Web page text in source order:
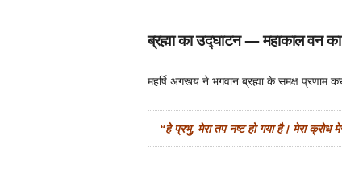
ब्रह्मा का उद्घाटन — महाकाल वन का
महर्षि अगस्त्य ने भगवान ब्रह्मा के समक्ष प्रणाम
“हे प्रभु, मेरा तप नष्ट हो गया है। मेरा क्रोध